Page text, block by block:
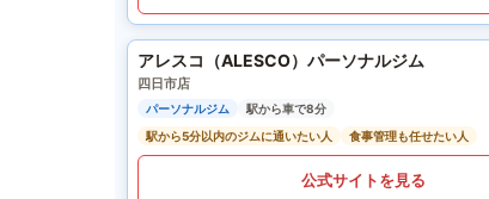
アレスコ（ALESCO）パーソナルジム
四日市店
パーソナルジム
駅から車で8分
駅から5分以内のジムに通いたい人
食事管理も任せたい人
公式サイトを見る